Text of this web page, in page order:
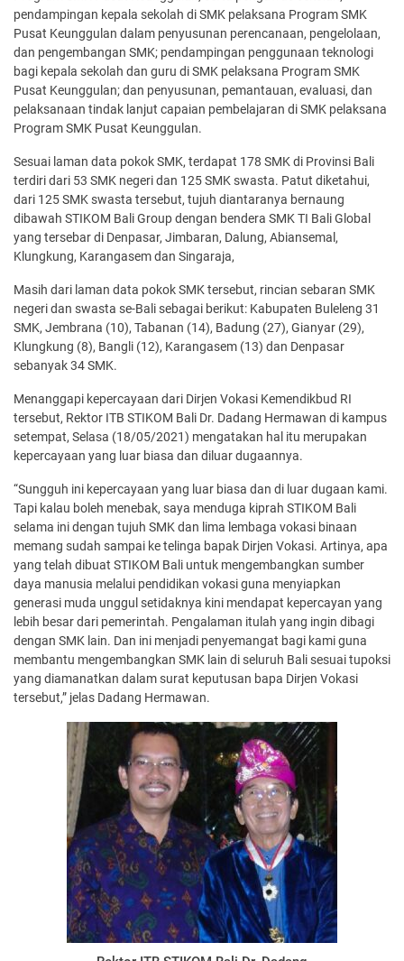
pendampingan kepala sekolah di SMK pelaksana Program SMK
Pusat Keunggulan dalam penyusunan perencanaan, pengelolaan,
dan pengembangan SMK; pendampingan penggunaan teknologi
bagi kepala sekolah dan guru di SMK pelaksana Program SMK
Pusat Keunggulan; dan penyusunan, pemantauan, evaluasi, dan
pelaksanaan tindak lanjut capaian pembelajaran di SMK pelaksana
Program SMK Pusat Keunggulan.
Sesuai laman data pokok SMK, terdapat 178 SMK di Provinsi Bali
terdiri dari 53 SMK negeri dan 125 SMK swasta. Patut diketahui,
dari 125 SMK swasta tersebut, tujuh diantaranya bernaung
dibawah STIKOM Bali Group dengan bendera SMK TI Bali Global
yang tersebar di Denpasar, Jimbaran, Dalung, Abiansemal,
Klungkung, Karangasem dan Singaraja,
Masih dari laman data pokok SMK tersebut, rincian sebaran SMK
negeri dan swasta se-Bali sebagai berikut: Kabupaten Buleleng 31
SMK, Jembrana (10), Tabanan (14), Badung (27), Gianyar (29),
Klungkung (8), Bangli (12), Karangasem (13) dan Denpasar
sebanyak 34 SMK.
Menanggapi kepercayaan dari Dirjen Vokasi Kemendikbud RI
tersebut, Rektor ITB STIKOM Bali Dr. Dadang Hermawan di kampus
setempat, Selasa (18/05/2021) mengatakan hal itu merupakan
kepercayaan yang luar biasa dan diluar dugaannya.
“Sungguh ini kepercayaan yang luar biasa dan di luar dugaan kami.
Tapi kalau boleh menebak, saya menduga kiprah STIKOM Bali
selama ini dengan tujuh SMK dan lima lembaga vokasi binaan
memang sudah sampai ke telinga bapak Dirjen Vokasi. Artinya, apa
yang telah dibuat STIKOM Bali untuk mengembangkan sumber
daya manusia melalui pendidikan vokasi guna menyiapkan
generasi muda unggul setidaknya kini mendapat kepercayan yang
lebih besar dari pemerintah. Pengalaman itulah yang ingin dibagi
dengan SMK lain. Dan ini menjadi penyemangat bagi kami guna
membantu mengembangkan SMK lain di seluruh Bali sesuai tupoksi
yang diamanatkan dalam surat keputusan bapa Dirjen Vokasi
tersebut,” jelas Dadang Hermawan.